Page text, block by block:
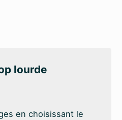
lourde
en choisissant le